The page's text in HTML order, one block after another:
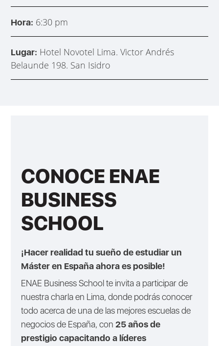
Hora: 6:30 pm
Lugar: Hotel Novotel Lima. Victor Andrés
Belaunde 198. San Isidro
CONOCE ENAE
BUSINESS
SCHOOL
¡Hacer realidad tu sueño de estudiar un
Máster en España ahora es posible!
ENAE Business School te invita a participar de
nuestra charla en Lima, donde podrás conocer
todo acerca de una de las mejores escuelas de
negocios de España, con 25 años de
prestigio capacitando a líderes